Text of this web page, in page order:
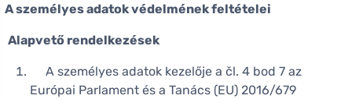
A személyes adatok védelmének feltételei
Alapvető rendelkezések
A személyes adatok kezelője a čl. 4 bod 7 az
Európai Parlament és a Tanács (EU) 2016/679